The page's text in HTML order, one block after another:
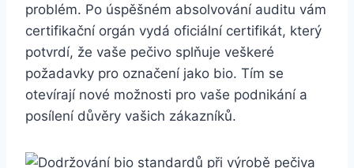
problém. Po ⁣úspěšném‍ absolvování auditu vám
certifikační orgán vydá oficiální​ certifikát,⁢ který
potvrdí, že‌ vaše pečivo splňuje veškeré
požadavky‌ pro označení⁤ jako bio.‌ Tím se
otevírají nové možnosti pro vaše podnikání⁤ a⁢
posílení důvěry⁤ vašich zákazníků.